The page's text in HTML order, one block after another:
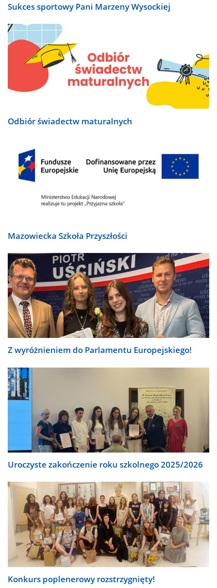
Sukces sportowy Pani Marzeny Wysockiej
Odbiór świadectw maturalnych
Mazowiecka Szkoła Przyszłości
Z wyróżnieniem do Parlamentu Europejskiego!
Uroczyste zakończenie roku szkolnego 2025/2026
Konkurs poplenerowy rozstrzygnięty!